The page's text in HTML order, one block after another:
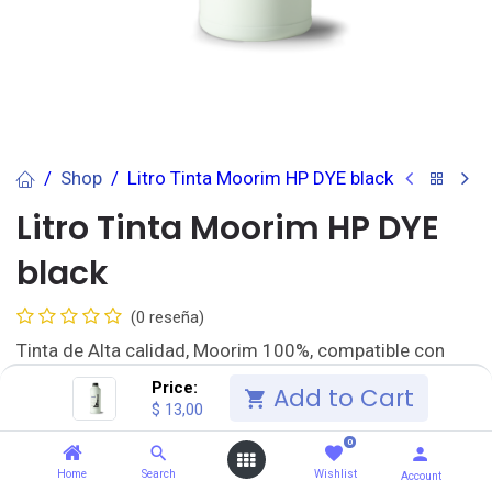
Price:
$ 13,00 Add to Cart
Home Search
0
Wishlist Account
Shop Litro Tinta Moorim HP DYE black
Litro Tinta Moorim HP DYE
black
(0 reseña)
Tinta de Alta calidad, Moorim 100%, compatible con
todos los modelos de Impresoras Hp con sistema
continuo adaptado o Impresoras HP de Sistema
Continuo original de escritorio todas.
Presentación de Litro, puede comprar cantidad y
combinación de colores que desee.